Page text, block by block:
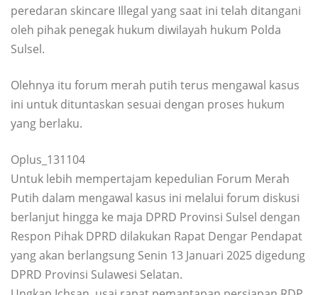
peredaran skincare Illegal yang saat ini telah ditangani
oleh pihak penegak hukum diwilayah hukum Polda
Sulsel.
Olehnya itu forum merah putih terus mengawal kasus
ini untuk dituntaskan sesuai dengan proses hukum
yang berlaku.
Oplus_131104
Untuk lebih mempertajam kepedulian Forum Merah
Putih dalam mengawal kasus ini melalui forum diskusi
berlanjut hingga ke maja DPRD Provinsi Sulsel dengan
Respon Pihak DPRD dilakukan Rapat Dengar Pendapat
yang akan berlangsung Senin 13 Januari 2025 digedung
DPRD Provinsi Sulawesi Selatan.